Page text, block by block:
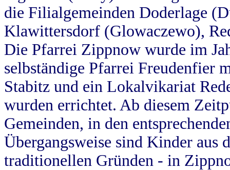
die Filialgemeinden Doderlage
Klawittersdorf (Glowaczewo),
Die Pfarrei Zippnow wurde im
selbständige Pfarrei Freudenfier
Stabitz und ein Lokalvikariat
wurden errichtet. Ab diesem
Gemeinden, in den
Übergangsweise sind Kinder aus
traditionellen Gründen - in